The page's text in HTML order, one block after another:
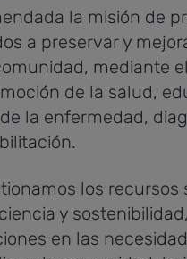
la misión de
a preservar y
mediante
de la salud,
la enfermedad,
los recursos
y
en las